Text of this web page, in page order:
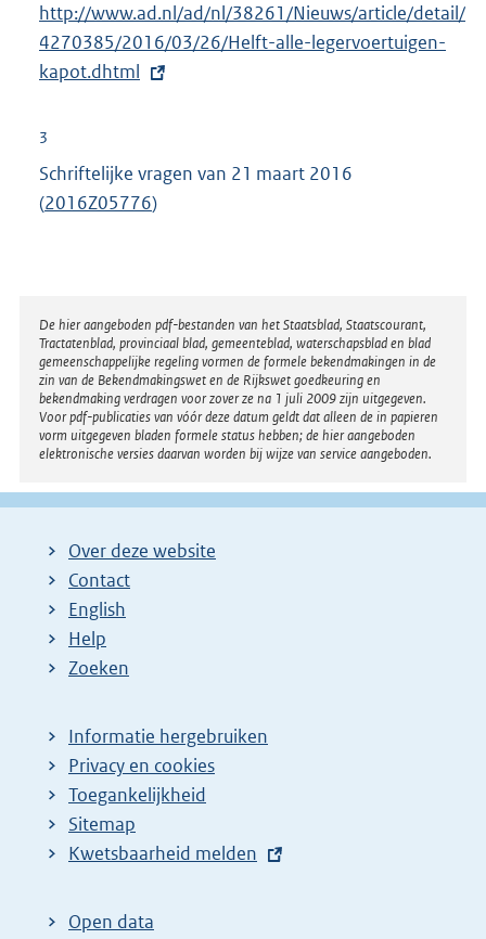
e
l
i
k
:
E
x
t
r
l
:
http://www.ad.nl/ad/nl/38261/Nieuws/article/detail/
4270385/2016/03/26/Helft-alle-legervoertuigen-
kapot.dhtml
3
Schriftelijke vragen van 21 maart 2016
(2016Z05776)
Disclaimer
De hier aangeboden pdf-bestanden van het Staatsblad, Staatscourant,
Tractatenblad, provinciaal blad, gemeenteblad, waterschapsblad en blad
gemeenschappelijke regeling vormen de formele bekendmakingen in de
zin van de Bekendmakingswet en de Rijkswet goedkeuring en
bekendmaking verdragen voor zover ze na 1 juli 2009 zijn uitgegeven.
Voor pdf-publicaties van vóór deze datum geldt dat alleen de in papieren
vorm uitgegeven bladen formele status hebben; de hier aangeboden
elektronische versies daarvan worden bij wijze van service aangeboden.
Over deze website
Contact
English
Help
Zoeken
Informatie hergebruiken
Privacy en cookies
Toegankelijkheid
Sitemap
E
t
Kwetsbaarheid melden
Open data